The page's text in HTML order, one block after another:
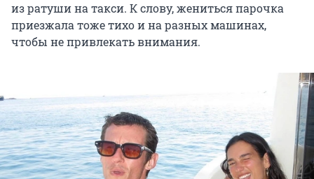
из ратуши на такси. К слову, жениться парочка
приезжала тоже тихо и на разных машинах,
чтобы не привлекать внимания.